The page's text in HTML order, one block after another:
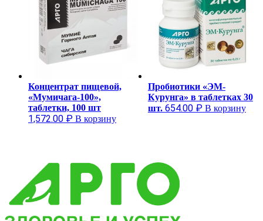
Концентрат пищевой,
«Мумичага-100»,
таблетки, 100 шт
1,572.00 ₽ В корзину
Пробиотики «ЭМ-
Курунга» в таблетках 30
шт. 654.00 ₽ В корзину